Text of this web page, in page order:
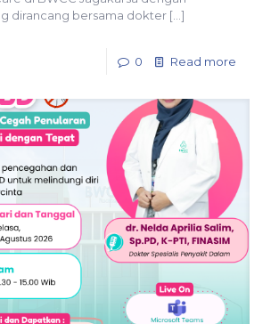
dirancang bersama dokter […]
0 Read more